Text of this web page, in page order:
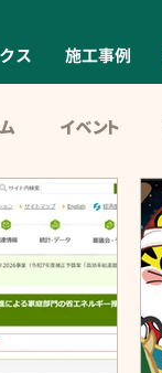
ス 施工事例
イベント